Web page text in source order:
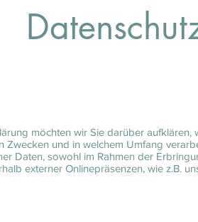
möchten wir Sie darüber
Zwecken und in welchem Umfang
Daten, sowohl im Rahmen der
externer Onlinepräsenzen, wie z.B.